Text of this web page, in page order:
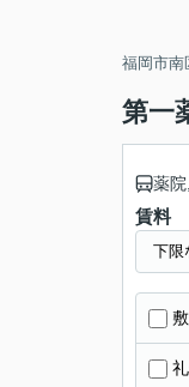
福岡市南
第一
薬
賃料